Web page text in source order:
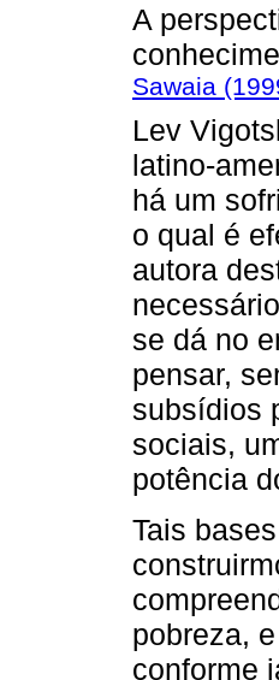
A
Sawaia
Lev
latino-
há um
o qual é
autora
se dá no
pensar,
subsídios
sociais,
potência
Tais
pobreza,
conforme